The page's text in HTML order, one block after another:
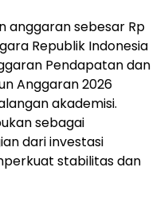
anggaran sebesar Rp
Republik Indonesia
Pendapatan dan
Anggaran 2026
akademisi.
sebagai
dari investasi
stabilitas dan